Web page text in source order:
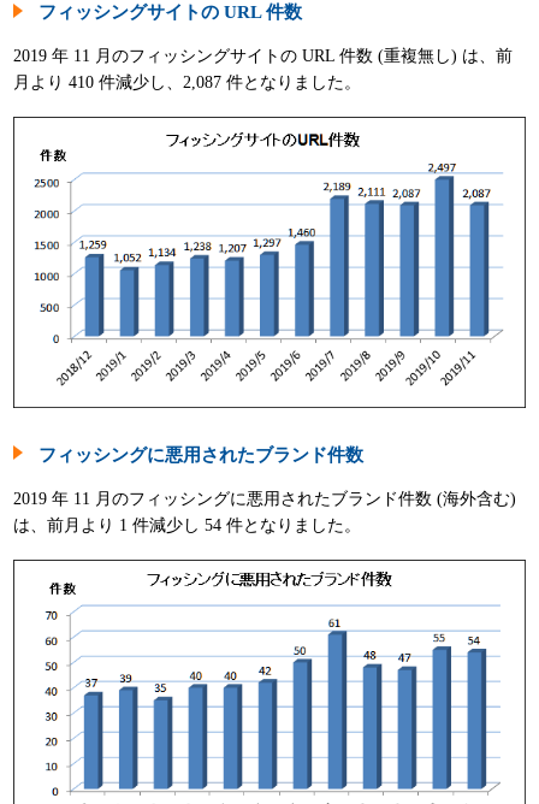
フィッシングサイトの URL 件数
2019 年 11 月のフィッシングサイトの URL 件数 (重複無し) は、前
月より 410 件減少し、2,087 件となりました。
フィッシングに悪用されたブランド件数
2019 年 11 月のフィッシングに悪用されたブランド件数 (海外含む)
は、前月より 1 件減少し 54 件となりました。